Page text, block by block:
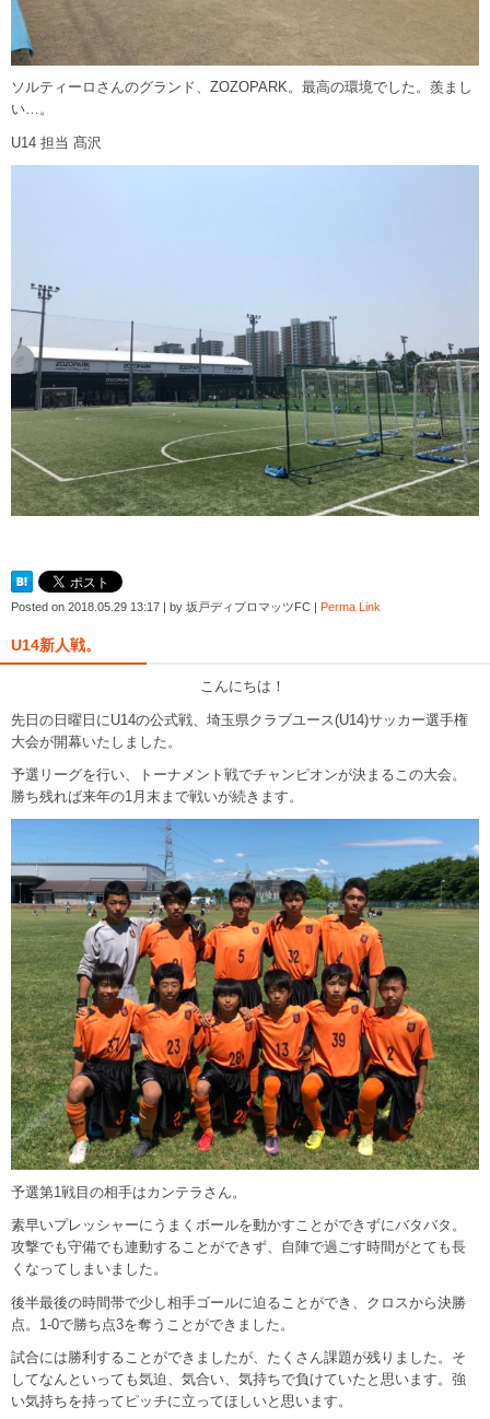
ソルティーロさんのグランド、ZOZOPARK。最高の環境でした。羨まし
い…。
U14 担当 髙沢
Posted on 2018.05.29 13:17 by 坂戸ディプロマッツFC Perma Link
U14新人戦。
こんにちは！
先日の日曜日にU14の公式戦、埼玉県クラブユース(U14)サッカー選手権
大会が開幕いたしました。
予選リーグを行い、トーナメント戦でチャンピオンが決まるこの大会。
勝ち残れば来年の1月末まで戦いが続きます。
予選第1戦目の相手はカンテラさん。
素早いプレッシャーにうまくボールを動かすことができずにバタバタ。
攻撃でも守備でも連動することができず、自陣で過ごす時間がとても長
くなってしまいました。
後半最後の時間帯で少し相手ゴールに迫ることができ、クロスから決勝
点。1-0で勝ち点3を奪うことができました。
試合には勝利することができましたが、たくさん課題が残りました。そ
してなんといっても気迫、気合い、気持ちで負けていたと思います。強
い気持ちを持ってピッチに立ってほしいと思います。